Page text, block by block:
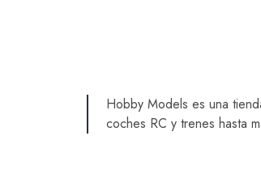
Hobby Models es una
coches RC y trenes hasta